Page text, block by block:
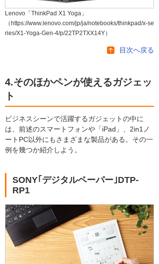
Lenovo「ThinkPad X1 Yoga」
（https://www.lenovo.com/jp/ja/notebooks/thinkpad/x-se
ries/X1-Yoga-Gen-4/p/22TP2TXX14Y）
目次へ戻る
4.そのほかペンが使えるガジェッ
ト
ビジネスシーンで活躍するガジェットの中に
は、前述のスマートフォンや「iPad」、2in1ノ
ートPC以外にもさまざまな製品がある。その一
例を幾つか紹介しよう。
SONY｢デジタルペーパー｣DTP-
RP1